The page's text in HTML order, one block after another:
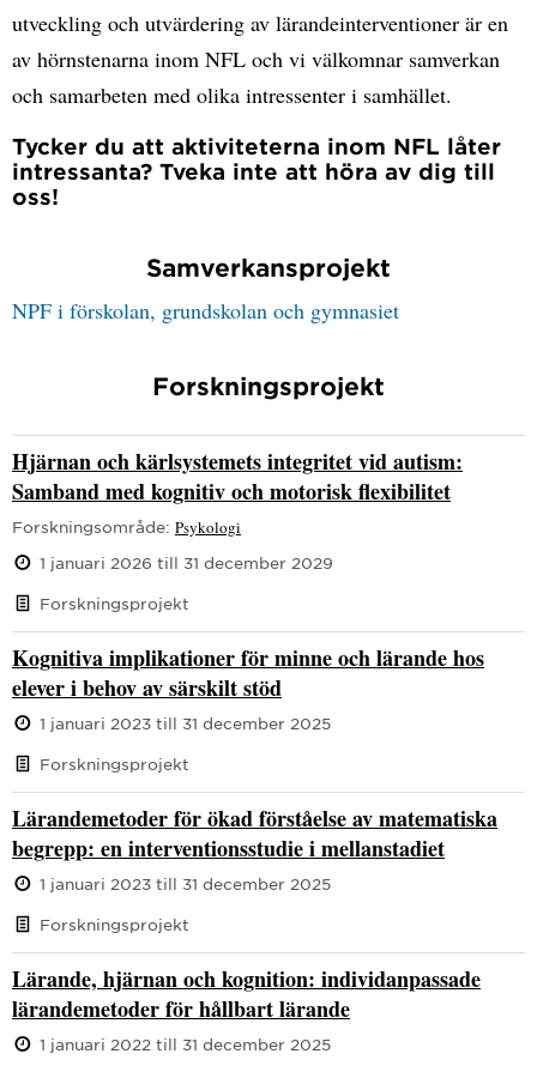
utveckling och utvärdering av lärandeinterventioner är en
av hörnstenarna inom NFL och vi välkomnar samverkan
och samarbeten med olika intressenter i samhället.
Tycker du att aktiviteterna inom NFL låter
intressanta? Tveka inte att höra av dig till
oss!
Samverkansprojekt
NPF i förskolan, grundskolan och gymnasiet
Forskningsprojekt
Hjärnan och kärlsystemets integritet vid autism:
Samband med kognitiv och motorisk flexibilitet
Forskningsområde: Psykologi
1 januari 2026 till 31 december 2029
Forskningsprojekt
Kognitiva implikationer för minne och lärande hos
elever i behov av särskilt stöd
1 januari 2023 till 31 december 2025
Forskningsprojekt
Lärandemetoder för ökad förståelse av matematiska
begrepp: en interventionsstudie i mellanstadiet
1 januari 2023 till 31 december 2025
Forskningsprojekt
Lärande, hjärnan och kognition: individanpassade
lärandemetoder för hållbart lärande
1 januari 2022 till 31 december 2025